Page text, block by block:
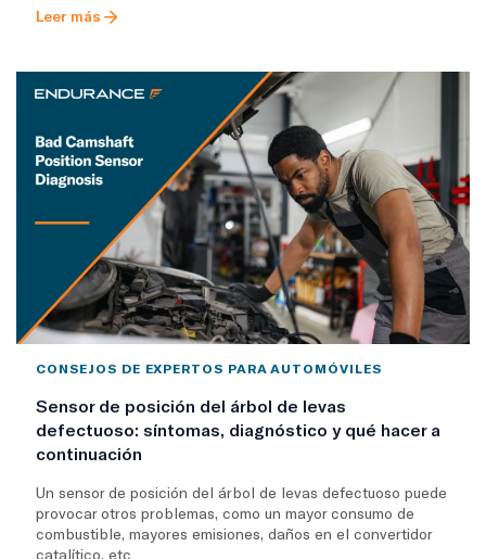
Leer más
CONSEJOS DE EXPERTOS PARA AUTOMÓVILES
Sensor de posición del árbol de levas
defectuoso: síntomas, diagnóstico y qué hacer a
continuación
Un sensor de posición del árbol de levas defectuoso puede
provocar otros problemas, como un mayor consumo de
combustible, mayores emisiones, daños en el convertidor
catalítico, etc.